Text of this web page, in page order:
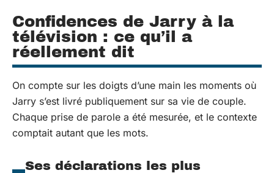
Confidences de Jarry à la
télévision : ce qu’il a
réellement dit
On compte sur les doigts d’une main les moments où
Jarry s’est livré publiquement sur sa vie de couple.
Chaque prise de parole a été mesurée, et le contexte
comptait autant que les mots.
Ses déclarations les plus